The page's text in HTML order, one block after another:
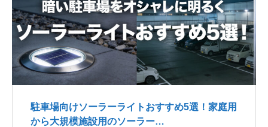
駐車場向けソーラーライトおすすめ5選！家庭用
から大規模施設用のソーラー…